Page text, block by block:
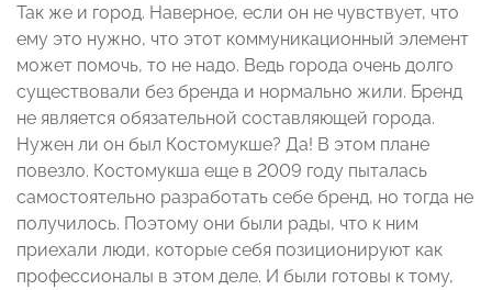
Так же и город. Наверное, если он не чувствует, что
ему это нужно, что этот коммуникационный элемент
может помочь, то не надо. Ведь города очень долго
существовали без бренда и нормально жили. Бренд
не является обязательной составляющей города.
Нужен ли он был Костомукше? Да! В этом плане
повезло. Костомукша еще в 2009 году пыталась
самостоятельно разработать себе бренд, но тогда не
получилось. Поэтому они были рады, что к ним
приехали люди, которые себя позиционируют как
профессионалы в этом деле. И были готовы к тому,